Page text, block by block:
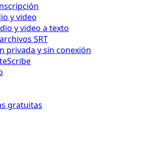
y video
y video a texto
SRT
privada y sin conexión
gratuitas